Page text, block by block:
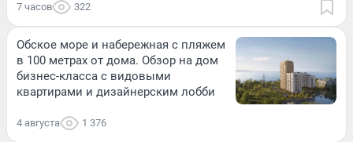
7 часов 322
Обское море и набережная с пляжем
в 100 метрах от дома. Обзор на дом
бизнес-класса с видовыми
квартирами и дизайнерским лобби
4 августа 1 376